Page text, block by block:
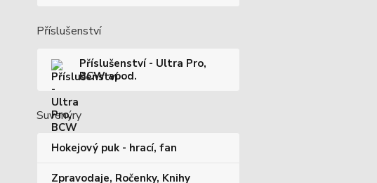
Příslušenství
Příslušenství - Ultra Pro,
BCW apod.
Suvenýry
Hokejový puk - hrací, fan
Zpravodaje, Ročenky, Knihy